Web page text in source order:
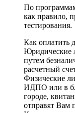
По
как правило,
тестирования.
Как оплатить
Юридические
путем
расчетный
Физические
ИДПО или в
городе,
отправят Вам